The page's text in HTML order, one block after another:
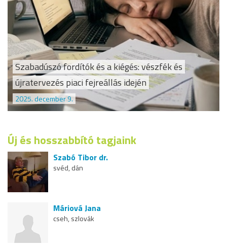
Szabadúszó fordítók és a kiégés: vészfék és
újratervezés piaci fejreállás idején
2025. december 9.
Új és hosszabbító tagjaink
Szabó Tibor dr.
svéd, dán
Máriová Jana
cseh, szlovák